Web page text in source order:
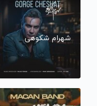
شهرام شکوهی